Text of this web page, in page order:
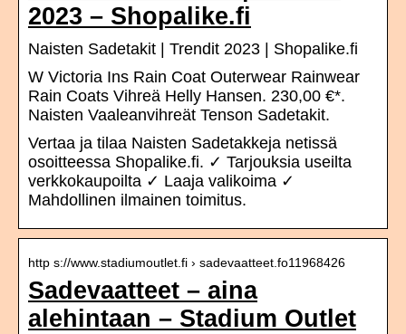
2023 – Shopalike.fi
Naisten Sadetakit | Trendit 2023 | Shopalike.fi
W Victoria Ins Rain Coat Outerwear Rainwear
Rain Coats Vihreä Helly Hansen. 230,00 €*.
Naisten Vaaleanvihreät Tenson Sadetakit.
Vertaa ja tilaa Naisten Sadetakkeja netissä
osoitteessa Shopalike.fi. ✓ Tarjouksia useilta
verkkokaupoilta ✓ Laaja valikoima ✓
Mahdollinen ilmainen toimitus.
http s://www.stadiumoutlet.fi › sadevaatteet.fo11968426
Sadevaatteet – aina
alehintaan – Stadium Outlet